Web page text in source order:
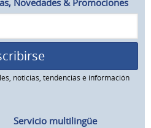
Novedades & Promociones
noticias, tendencias e información
Servicio multilingüe